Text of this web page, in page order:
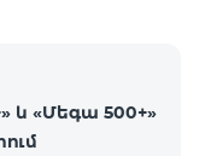
և «Մեգա 500+»